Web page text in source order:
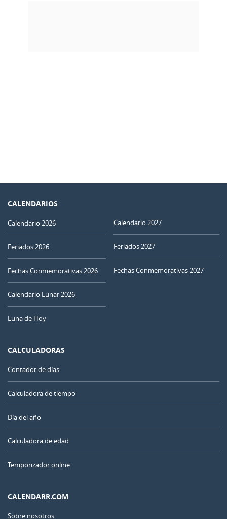
CALENDARIOS
Calendario 2026
Feriados 2026
Fechas Conmemorativas 2026
Calendario Lunar 2026
Luna de Hoy
Calendario 2027
Feriados 2027
Fechas Conmemorativas 2027
CALCULADORAS
Contador de días
Calculadora de tiempo
Día del año
Calculadora de edad
Temporizador online
CALENDARR.COM
Sobre nosotros